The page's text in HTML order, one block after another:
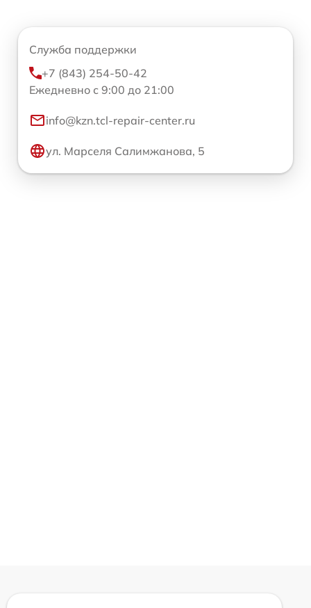
Служба поддержки
+7 (843) 254-50-42
Ежедневно с 9:00 до 21:00
info@kzn.tcl-repair-center.ru
ул. Марселя Салимжанова, 5